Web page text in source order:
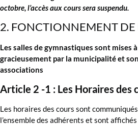
octobre, l’accès aux cours sera suspendu.
2. FONCTIONNEMENT DE
Les salles de gymnastiques sont mises
gracieusement par la municipalité et
associations
Article 2 -1 : Les Horaires des
Les horaires des cours sont
l’ensemble des adhérents et sont affichés